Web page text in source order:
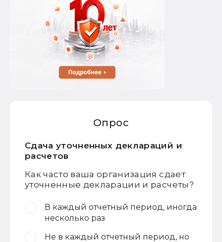
Опрос
Сдача уточненных деклараций и
расчетов
Как часто ваша организация сдает
уточненные декларации и расчеты?
В каждый отчетный период, иногда
несколько раз
Не в каждый отчетный период, но